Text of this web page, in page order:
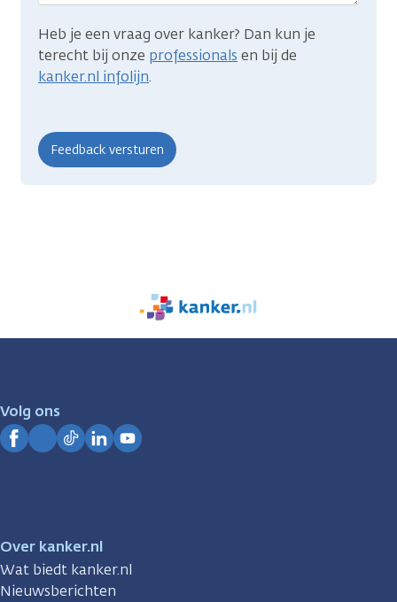
Heb je een vraag over kanker? Dan kun je
terecht bij onze professionals en bij de
kanker.nl infolijn.
We
zijn
Volg ons
Over kanker.nl
Wat biedt kanker.nl
Nieuwsberichten